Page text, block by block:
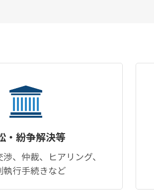
・紛争解決等
、仲裁、ヒアリング、
執行手続きなど